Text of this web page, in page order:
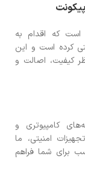
است که اقدام به
کرده است و این
کیفیت، اصالت و
کامپیوتری و
امنیتی، ما
برای شما فراهم